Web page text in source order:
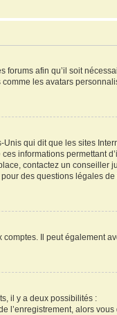
afin qu’il soit
les avatars
qui dit que les sites
informations permettant
contactez un
des questions légales
Il peut également
il y a deux possibilités :
l’enregistrement, alors